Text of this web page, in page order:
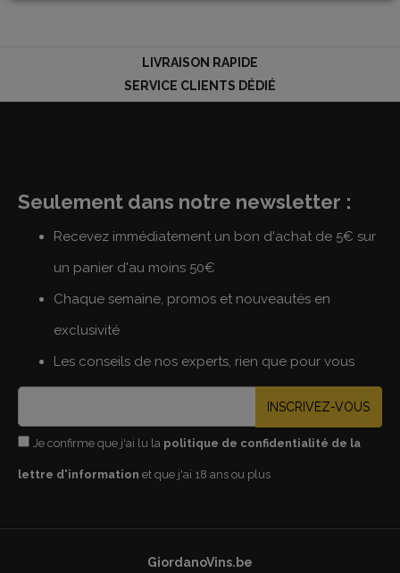
LIVRAISON RAPIDE
SERVICE CLIENTS DÉDIÉ
Seulement dans notre newsletter :
Recevez immédiatement un bon d'achat de 5€ sur
un panier d'au moins 50€
Chaque semaine, promos et nouveautés en
exclusivité
Les conseils de nos experts, rien que pour vous
INSCRIVEZ-VOUS
Je confirme que j'ai lu la politique de confidentialité de la
lettre d'information et que j'ai 18 ans ou plus
GiordanoVins.be